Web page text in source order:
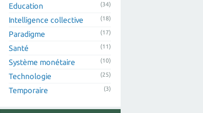
Education (34)
Intelligence collective (18)
Paradigme (17)
Santé (11)
Système monétaire (10)
Technologie (25)
Temporaire (3)